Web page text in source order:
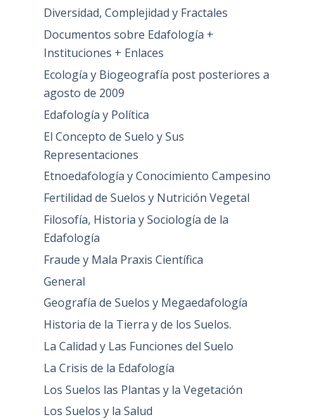
Diversidad, Complejidad y Fractales
Documentos sobre Edafología +
Instituciones + Enlaces
Ecología y Biogeografía post posteriores a
agosto de 2009
Edafología y Política
El Concepto de Suelo y Sus
Representaciones
Etnoedafología y Conocimiento Campesino
Fertilidad de Suelos y Nutrición Vegetal
Filosofía, Historia y Sociología de la
Edafología
Fraude y Mala Praxis Científica
General
Geografía de Suelos y Megaedafología
Historia de la Tierra y de los Suelos.
La Calidad y Las Funciones del Suelo
La Crisis de la Edafología
Los Suelos las Plantas y la Vegetación
Los Suelos y la Salud